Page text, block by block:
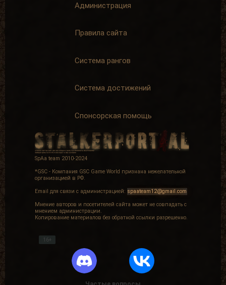
Администрация
Правила сайта
Система рангов
Система достижений
Спонсорская помощь
SpAa team 2010-2024
*GSC - Компания GSC Game World признана нежелательной
организацией в РФ.
Email для связи с администрацией: spaateam12@gmail.com
Мнение авторов и посетителей сайта может не совпадать с
мнением администрации.
Копирование материалов без обратной ссылки разрешенно.
16+